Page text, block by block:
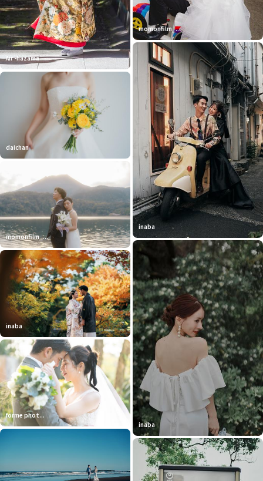
Air -hazama
daichan
momonfilm_...
inaba
forme phot...
momonfilm_...
inaba
inaba